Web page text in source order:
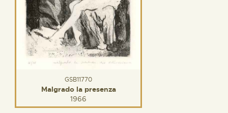
GSB11770
Malgrado la presenza
1966